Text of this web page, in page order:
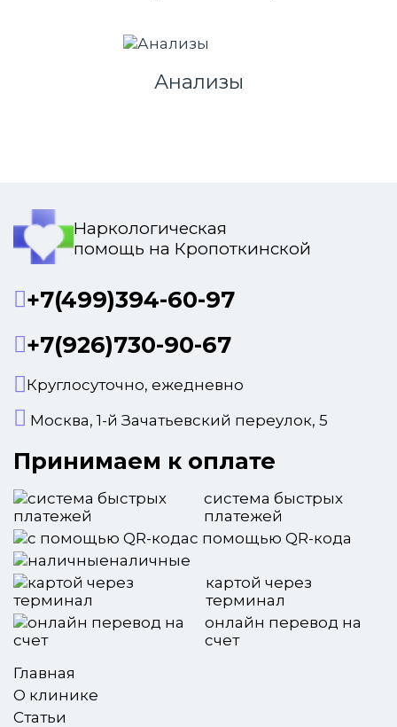
Анализы
Наркологическая
помощь на Кропоткинской
+7(499)394-60-97
+7(926)730-90-67
Круглосуточно, ежедневно
Москва, 1-й Зачатьевский переулок, 5
Принимаем к оплате
система быстрых
платежей
с помощью QR-кода
наличные
картой через
терминал
онлайн перевод на
счет
Главная
О клинике
Статьи